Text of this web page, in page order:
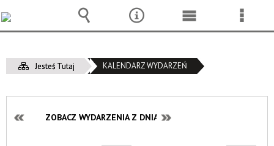
Jesteś Tutaj KALENDARZ WYDARZEŃ
ZOBACZ WYDARZENIA Z DNIA:
Wyszukiwarka
NarzędziaMenu
Menu